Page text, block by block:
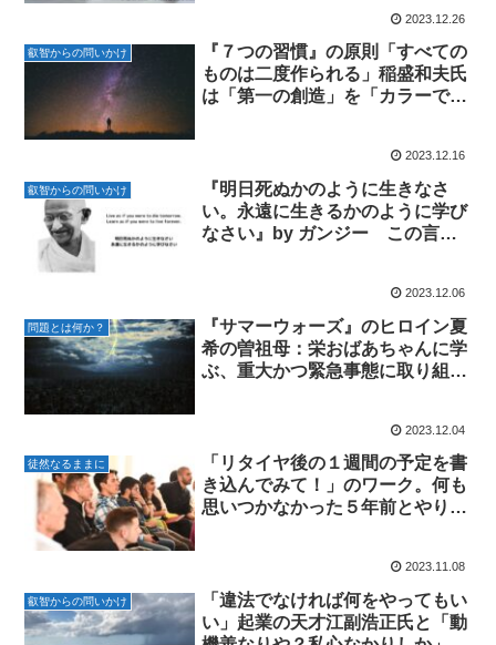
2023.12.26
叡智からの問いかけ
『７つの習慣』の原則「すべての
ものは二度作られる」稲盛和夫氏
は「第一の創造」を「カラーで見
2023.12.16
叡智からの問いかけ
『明日死ぬかのように生きなさ
い。永遠に生きるかのように学び
なさい』by ガンジー この言葉
2023.12.06
問題とは何か？
『サマーウォーズ』のヒロイン夏
希の曽祖母：栄おばあちゃんに学
ぶ、重大かつ緊急事態に取り組む
2023.12.04
徒然なるままに
「リタイヤ後の１週間の予定を書
き込んでみて！」のワーク。何も
思いつかなかった５年前とやりた
2023.11.08
叡智からの問いかけ
「違法でなければ何をやってもい
い」起業の天才江副浩正氏と「動